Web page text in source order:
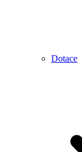
Dotace